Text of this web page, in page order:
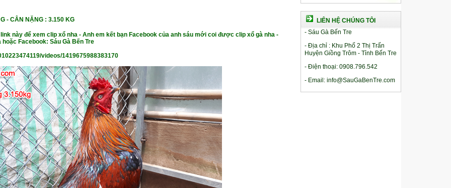
- CÂN NẶNG : 3.150 KG
này để xem clip xổ nha - Anh em kết bạn Facebook của anh sáu mới coi được clip xổ gà nha -
Facebook: Sáu Gà Bến Tre
videos/1419675988383170
LIÊN HỆ CHÚNG TÔI
- Sáu Gà Bến Tre
- Địa chỉ : Khu Phố 2 Thị Trấn
Huyện Giồng Trôm - Tỉnh Bến Tre
- Điện thoại: 0908.796.542
- Email: info@SauGaBenTre.com